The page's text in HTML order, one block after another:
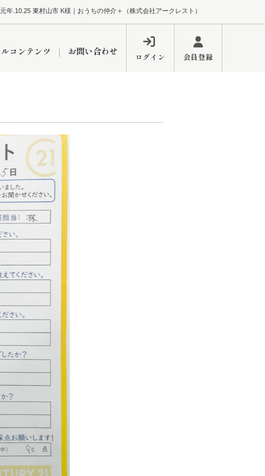
年.10.25 東村山市 K様｜おうちの仲介＋（株式会社アークレスト）
るメリット
西東京市 東村山市
ォーム
練馬区
インフォメーション ブログ
コンテンツ
ーン
お問い合わせ ログイン 会員登録